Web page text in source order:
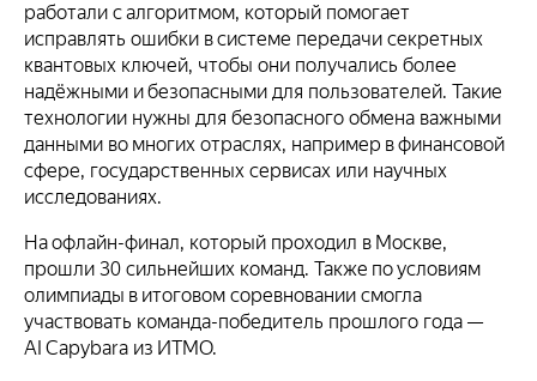
работали с алгоритмом, который помогает
исправлять ошибки в системе передачи секретных
квантовых ключей, чтобы они получались более
надёжными и безопасными для пользователей. Такие
технологии нужны для безопасного обмена важными
данными во многих отраслях, например в финансовой
сфере, государственных сервисах или научных
исследованиях.
На офлайн-финал, который проходил в Москве,
прошли 30 сильнейших команд. Также по условиям
олимпиады в итоговом соревновании смогла
участвовать команда-победитель прошлого года —
AI Capybara из ИТМО.